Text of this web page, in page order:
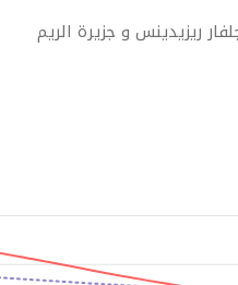
ريزيدينس و جزيرة الريم